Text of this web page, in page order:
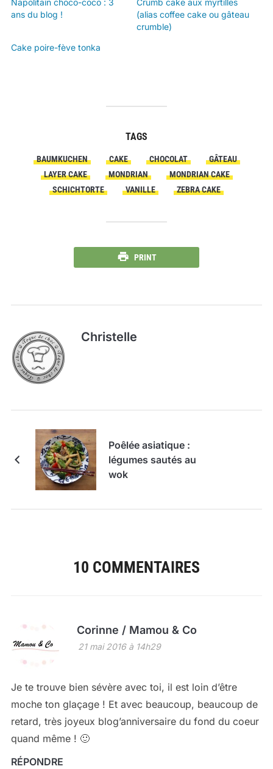
Napolitain choco-coco : 3
ans du blog !
Crumb cake aux myrtilles
(alias coffee cake ou gâteau
crumble)
Cake poire-fève tonka
TAGS
BAUMKUCHEN CAKE CHOCOLAT
GÂTEAU
LAYER CAKE
MONDRIAN
MONDRIAN CAKE
SCHICHTORTE
VANILLE ZEBRA CAKE
PRINT
Christelle
Poêlée asiatique :
légumes sautés au
wok
10 COMMENTAIRES
Corinne / Mamou & Co
21 mai 2016 à 14h29
Je te trouve bien sévère avec toi, il est loin d’être
moche ton glaçage ! Et avec beaucoup, beaucoup de
retard, très joyeux blog’anniversaire du fond du coeur
quand même ! 🙂
RÉPONDRE